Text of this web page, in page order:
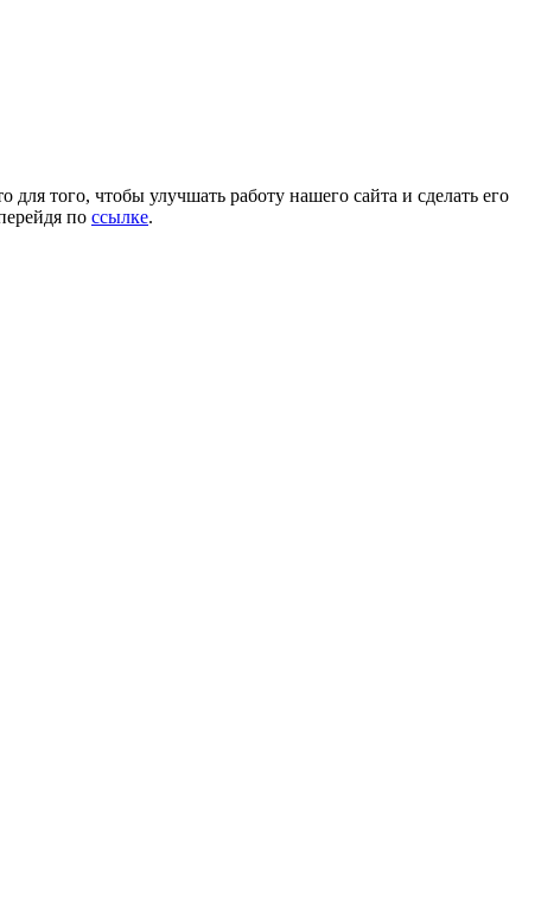
того, чтобы улучшать работу нашего сайта и сделать его
по ссылке.